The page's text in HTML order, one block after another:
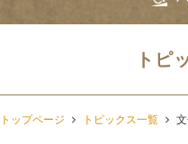
トピ
トップページ トピックス一覧